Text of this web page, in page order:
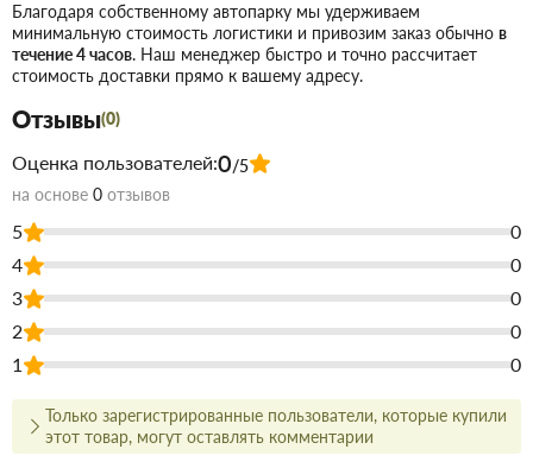
Тип:Колено 90°
Резьба:1" (ВВ — внутренняя/внутренняя)
Материал:Латунь
Узлы подключения магистральных трубопроводов.
водоснабжения.
Монтаж арматуры и насосного оборудования
большой мощности.
Купить Колено резьбовое ВВ 25 1 в Запорожье
строительства и ремонта. В магазине строительных материалов
Торус можно купить по низкой цене непосредственно на складе,
или на сайте, что сэкономит Вам время.
Благодаря собственному автопарку мы удерживаем
минимальную стоимость логистики и привозим заказ обычно в
течение 4 часов. Наш менеджер быстро и точно рассчитает
стоимость доставки прямо к вашему адресу.
Отзывы(0)
Оценка пользователей:0/5
на основе 0 отзывов
5
0
4
0
3
0
2
0
1
0
Только зарегистрированные пользователи, которые купили
этот товар, могут оставлять комментарии